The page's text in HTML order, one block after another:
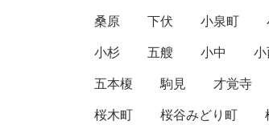
桑原
下伏 小泉町
小杉
五艘 小中
五本榎
駒見 才覚寺
桜木町
桜谷みどり町